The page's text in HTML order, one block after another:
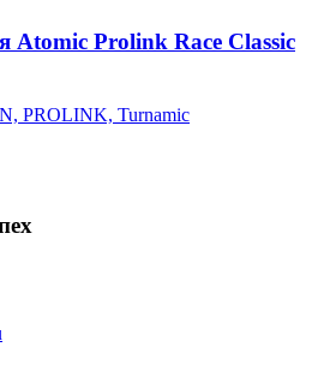
Prolink Race Classic
PROLINK, Turnamic